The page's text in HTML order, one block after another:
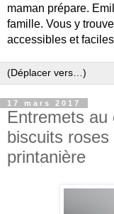
maman prépare.
famille. Vous y
accessibles et
17 mars 2017
Entremets au
biscuits
printanière